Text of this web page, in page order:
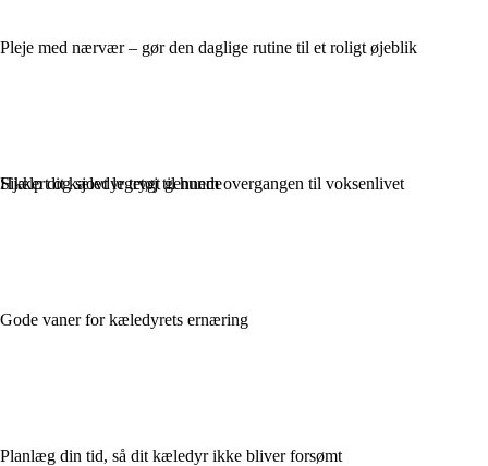
Pleje med nærvær – gør den daglige rutine til et roligt øjeblik
Sikkert og sjovt legetøj til hunde
Gode vaner for kæledyrets ernæring
Planlæg din tid, så dit kæledyr ikke bliver forsømt
Hjælp dit kæledyr trygt gennem overgangen til voksenlivet